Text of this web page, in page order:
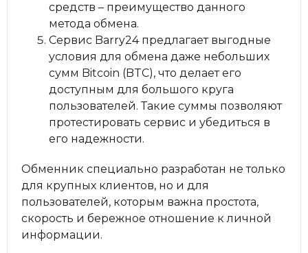
средств – преимущество данного
метода обмена.
Сервис Barry24 предлагает выгодные
условия для обмена даже небольших
сумм Bitcoin (BTC), что делает его
доступным для большого круга
пользователей. Такие суммы позволяют
протестировать сервис и убедиться в
его надежности.
Обменник специально разработан не только
для крупных клиентов, но и для
пользователей, которым важна простота,
скорость и бережное отношение к личной
информации.